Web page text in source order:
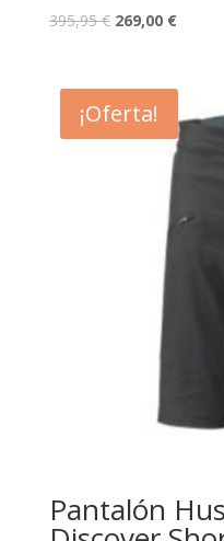
395,95€ 269,00 €
¡Oferta!
Pantalón